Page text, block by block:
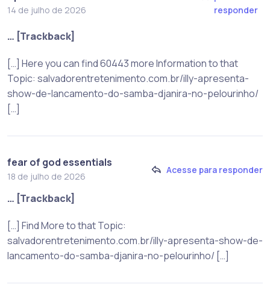
14 de julho de 2026
responder
… [Trackback]
[…] Here you can find 60443 more Information to that
Topic: salvadorentretenimento.com.br/illy-apresenta-
show-de-lancamento-do-samba-djanira-no-pelourinho/
[…]
fear of god essentials
18 de julho de 2026
Acesse para responder
… [Trackback]
[…] Find More to that Topic:
salvadorentretenimento.com.br/illy-apresenta-show-de-
lancamento-do-samba-djanira-no-pelourinho/ […]